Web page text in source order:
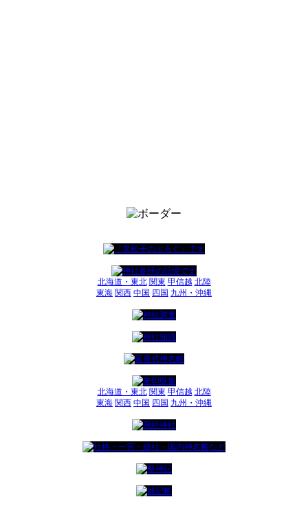
北海道・東北 関東 甲信越 北陸
東海 関西 中国 四国 九州・沖縄
北海道・東北 関東 甲信越 北陸
東海 関西 中国 四国 九州・沖縄